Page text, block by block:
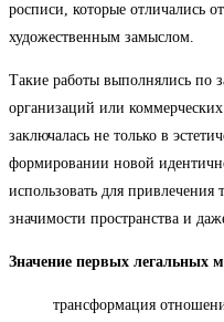
росписи, которые отличались
художественным замыслом.
Такие работы выполнялись по
организаций или
заключалась не только в
формировании новой
использовать для
значимости пространства и
Значение первых легальных
трансформация